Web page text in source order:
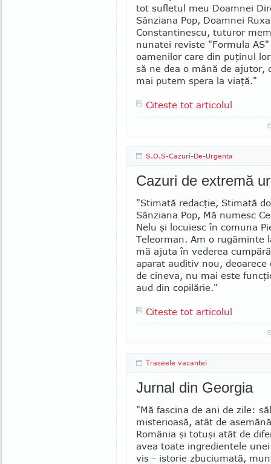
tot sufletul meu Doamnei
Sânziana Pop, Doamnei
Constantinescu, tuturor
nunatei reviste "Formula
oamenilor care din puţinul
să ne dea o mână de ajutor,
mai putem spera la viaţă."
Citeste tot articolul
S.O.S-Cazuri-De-Urgenta
Cazuri de extremă
"Stimată redacţie, Stimată
Sânziana Pop, Mă numesc
Nelu şi locuiesc în comuna
Teleorman. Am o rugăminte
mă ajuta în vederea
aparat auditiv nou, deoarece
de cineva, nu mai este
aud din copilărie."
Citeste tot articolul
Traseele vacantei
Jurnal din Georgia
"Mă fascina de ani de zile:
misterioasă, atât de
România şi totuşi atât de
avea toate ingredientele
vis - istorie zbuciumată,